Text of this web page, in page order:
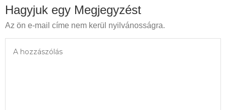
Hagyjuk egy Megjegyzést
Az ön e-mail címe nem kerül nyilvánosságra.